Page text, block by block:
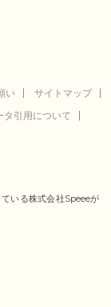
い
サイトマップ
タ引用について
いる株式会社Speeeが